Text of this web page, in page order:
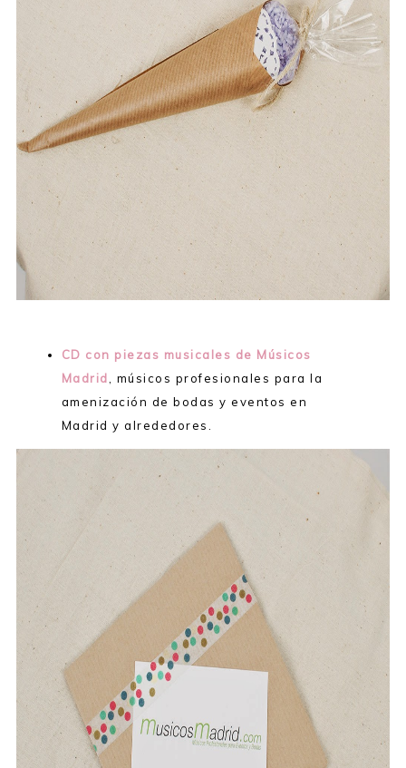
CD con piezas musicales de Músicos
Madrid, músicos profesionales para la
amenización de bodas y eventos en
Madrid y alrededores.